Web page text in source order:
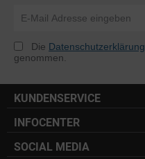
Die Datenschutzerklärung
genommen.
KUNDENSERVICE
INFOCENTER
SOCIAL MEDIA